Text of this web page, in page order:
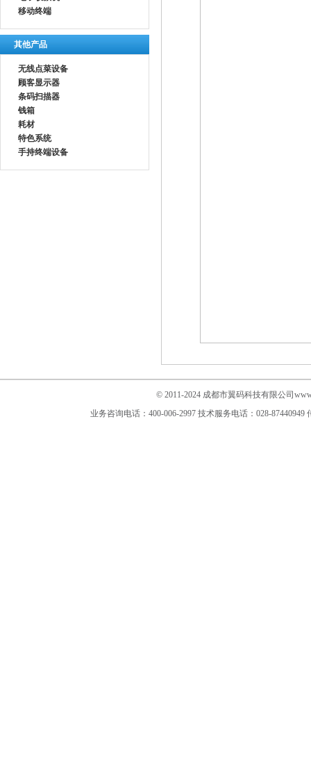
移动终端
其他产品
无线点菜设备
顾客显示器
条码扫描器
钱箱
耗材
特色系统
手持终端设备
© 2011-2024 成都市翼码科技有限公司
业务咨询电话：400-006-2997 技术服务电话：028-87440949